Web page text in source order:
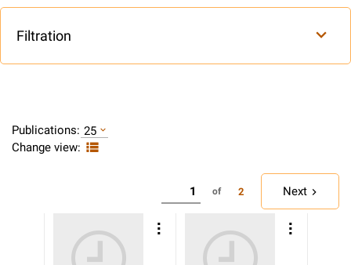
Filtration
Publications: 25
Change view:
of 2 Next